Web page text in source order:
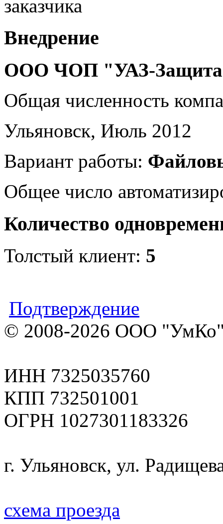
заказчика
Внедрение
ООО ЧОП "УАЗ-
Общая численность
Ульяновск, Июль 2012
Вариант работы:
Общее число
Количество
Толстый клиент: 5
Подтверждение
© 2008-2026 ООО
ИНН 7325035760
КПП 732501001
ОГРН 1027301183326
г. Ульяновск, ул.
схема проезда